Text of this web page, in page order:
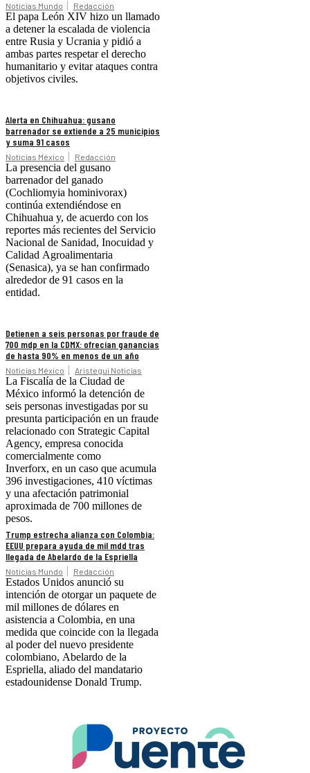
Noticias Mundo Redacción
El papa León XIV hizo un llamado
a detener la escalada de violencia
entre Rusia y Ucrania y pidió a
ambas partes respetar el derecho
humanitario y evitar ataques contra
objetivos civiles.
Alerta en Chihuahua: gusano
barrenador se extiende a 25 municipios
y suma 91 casos
Noticias México Redacción
La presencia del gusano
barrenador del ganado
(Cochliomyia hominivorax)
continúa extendiéndose en
Chihuahua y, de acuerdo con los
reportes más recientes del Servicio
Nacional de Sanidad, Inocuidad y
Calidad Agroalimentaria
(Senasica), ya se han confirmado
alrededor de 91 casos en la
entidad.
Detienen a seis personas por fraude de
700 mdp en la CDMX: ofrecían ganancias
de hasta 90% en menos de un año
Noticias México Aristegui Noticias
La Fiscalía de la Ciudad de
México informó la detención de
seis personas investigadas por su
presunta participación en un fraude
relacionado con Strategic Capital
Agency, empresa conocida
comercialmente como
Inverforx, en un caso que acumula
396 investigaciones, 410 víctimas
y una afectación patrimonial
aproximada de 700 millones de
pesos.
Trump estrecha alianza con Colombia:
EEUU prepara ayuda de mil mdd tras
llegada de Abelardo de la Espriella
Noticias Mundo Redacción
Estados Unidos anunció su
intención de otorgar un paquete de
mil millones de dólares en
asistencia a Colombia, en una
medida que coincide con la llegada
al poder del nuevo presidente
colombiano, Abelardo de la
Espriella, aliado del mandatario
estadounidense Donald Trump.